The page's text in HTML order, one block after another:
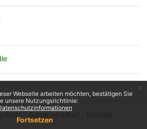
Webseite arbeiten möchten, bestätigen Sie
unsere Nutzungsrichtlinie:
Fortsetzen
Barrierefreiheit Kontakt